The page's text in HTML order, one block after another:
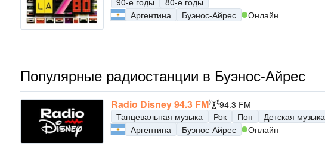
Аргентина
Буэнос-Айрес Онлайн
Популярные радиостанции в Буэнос-Айрес
Radio Disney 94.3 FM
94.3 FM
Танцевальная музыка
Рок Поп Детская музыка
Аргентина
Буэнос-Айрес Онлайн